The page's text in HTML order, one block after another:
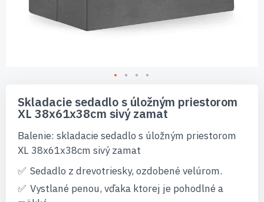
začiatok
galérie
Skladacie sedadlo s úložným priestorom
XL 38x61x38cm sivý zamat
Balenie: skladacie sedadlo s úložným priestorom
XL 38x61x38cm sivý zamat
Sedadlo z drevotriesky, ozdobené velúrom.
Vystlané penou, vďaka ktorej je pohodlné a